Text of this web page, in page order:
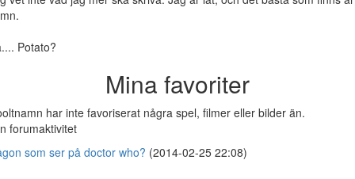
Potato?
Mina favoriter
har inte favoriserat några spel, filmer eller bilder än.
forumaktivitet
som ser på doctor who? (2014-02-25 22:08)